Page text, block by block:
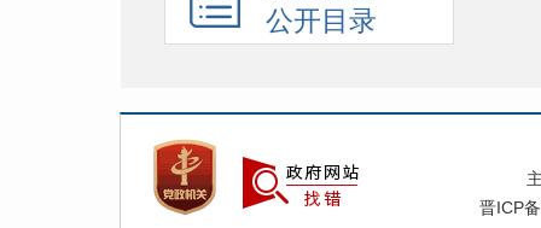
公开目录
晋ICP